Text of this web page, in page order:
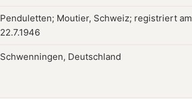
Penduletten; Moutier, Schweiz; registriert am
22.7.1946
Schwenningen, Deutschland